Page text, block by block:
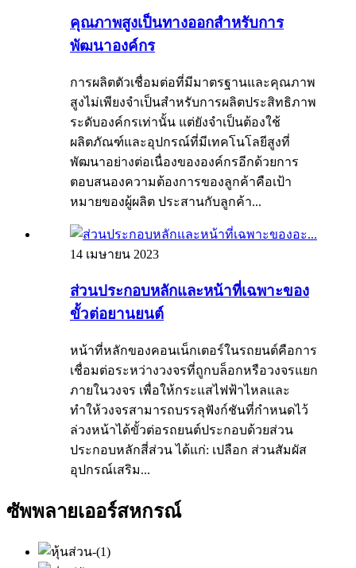
คุณภาพสูงเป็นทางออกสำหรับการ
พัฒนาองค์กร
การผลิตตัวเชื่อมต่อที่มีมาตรฐานและคุณภาพ
สูงไม่เพียงจำเป็นสำหรับการผลิตประสิทธิภาพ
ระดับองค์กรเท่านั้น แต่ยังจำเป็นต้องใช้
ผลิตภัณฑ์และอุปกรณ์ที่มีเทคโนโลยีสูงที่
พัฒนาอย่างต่อเนื่องขององค์กรอีกด้วยการ
ตอบสนองความต้องการของลูกค้าคือเป้า
หมายของผู้ผลิต ประสานกับลูกค้า...
14 เมษายน 2023
ส่วนประกอบหลักและหน้าที่เฉพาะของ
ขั้วต่อยานยนต์
หน้าที่หลักของคอนเน็กเตอร์ในรถยนต์คือการ
เชื่อมต่อระหว่างวงจรที่ถูกบล็อกหรือวงจรแยก
ภายในวงจร เพื่อให้กระแสไฟฟ้าไหลและ
ทำให้วงจรสามารถบรรลุฟังก์ชันที่กำหนดไว้
ล่วงหน้าได้ขั้วต่อรถยนต์ประกอบด้วยส่วน
ประกอบหลักสี่ส่วน ได้แก่: เปลือก ส่วนสัมผัส
อุปกรณ์เสริม...
ซัพพลายเออร์สหกรณ์